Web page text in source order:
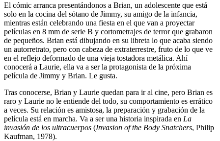
El cómic arranca presentándonos a Brian, un adolescente que está
solo en la cocina del sótano de Jimmy, su amigo de la infancia,
mientras están celebrando una fiesta en el que van a proyectar
películas en 8 mm de serie B y cortometrajes de terror que grabaron
de pequeños. Brian está dibujando en su libreta lo que acaba siendo
un autorretrato, pero con cabeza de extraterrestre, fruto de lo que ve
en el reflejo deformado de una vieja tostadora metálica. Ahí
conocerá a Laurie, ella va a ser la protagonista de la próxima
película de Jimmy y Brian. Le gusta.
Tras conocerse, Brian y Laurie quedan para ir al cine, pero Brian es
raro y Laurie no le entiende del todo, su comportamiento es errático
a veces. Su relación es amistosa, la preparación y grabación de la
película está en marcha. Va a ser una historia inspirada en La
invasión de los ultracuerpos (Invasion of the Body Snatchers, Philip
Kaufman, 1978).